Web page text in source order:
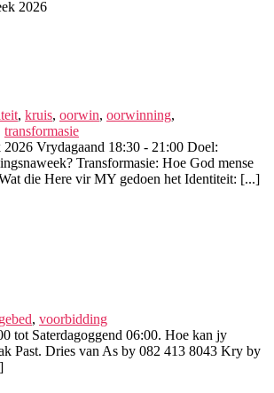
, kruis, oorwin, oorwinning,
transformasie
Vrydagaand 18:30 - 21:00 Doel:
Transformasie: Hoe God mense
die Here vir MY gedoen het Identiteit: [...]
, voorbidding
tot Saterdagoggend 06:00. Hoe kan jy
Past. Dries van As by 082 413 8043 Kry by